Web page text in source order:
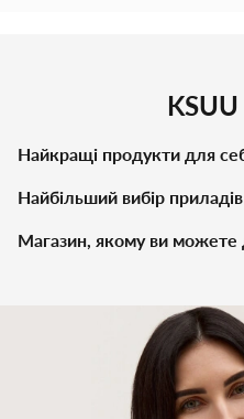
KSUU
Найкращі продукти для
Найбільший вибір
Магазин, якому ви можете